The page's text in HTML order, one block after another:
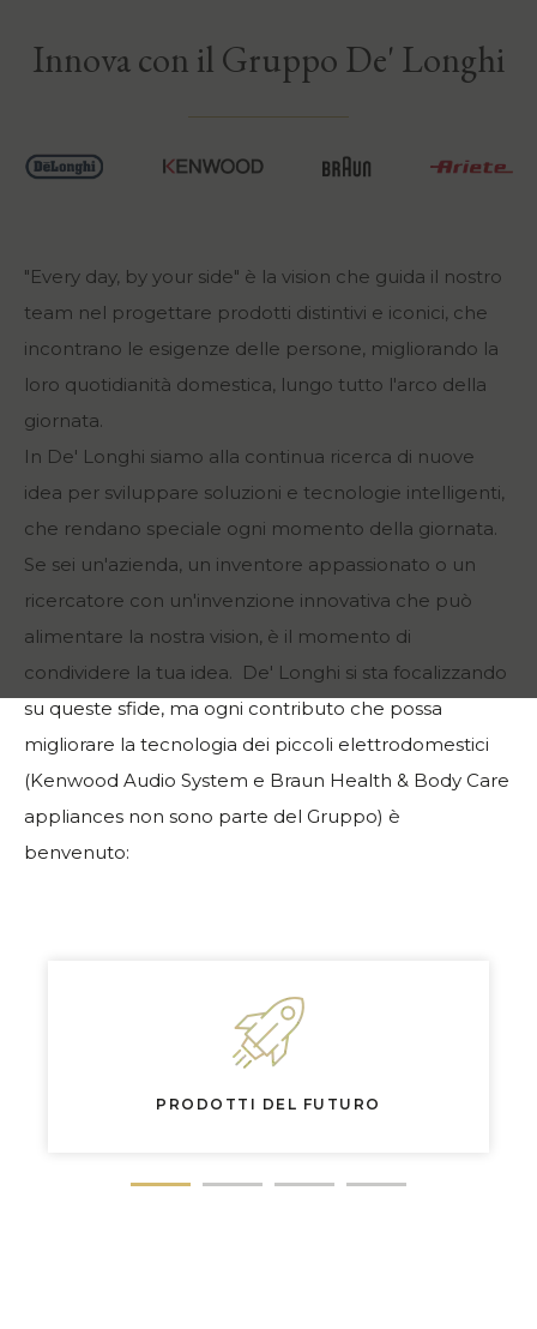
Innova con il Gruppo De' Longhi
"Every day, by your side" è la vision che guida il nostro
team nel progettare prodotti distintivi e iconici, che
incontrano le esigenze delle persone, migliorando la
loro quotidianità domestica, lungo tutto l'arco della
giornata.
In De' Longhi siamo alla continua ricerca di nuove
idea per sviluppare soluzioni e tecnologie intelligenti,
che rendano speciale ogni momento della giornata.
Se sei un'azienda, un inventore appassionato o un
ricercatore con un'invenzione innovativa che può
alimentare la nostra vision, è il momento di
condividere la tua idea. De' Longhi si sta focalizzando
su queste sfide, ma ogni contributo che possa
migliorare la tecnologia dei piccoli elettrodomestici
(Kenwood Audio System e Braun Health & Body Care
appliances non sono parte del Gruppo) è
benvenuto:
PRODOTTI DEL FUTURO